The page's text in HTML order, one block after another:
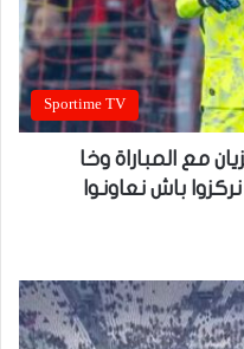
Sportime TV
مع المباراة وخا
باش نعاونوا